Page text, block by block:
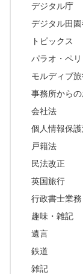
デジタル庁
デジタル田
トピックス
パラオ・ペ
モルディブ
事務所から
会社法
個人情報保
戸籍法
民法改正
英国旅行
行政書士業
趣味・雑記
遺言
鉄道
雑記